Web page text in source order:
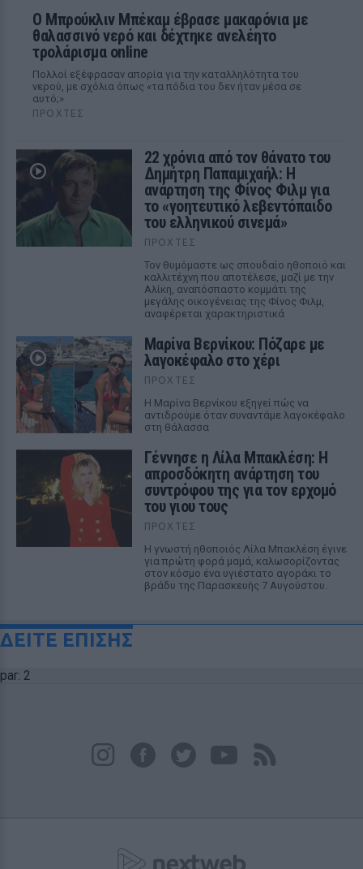
Ο Μπρούκλιν Μπέκαμ έβρασε μακαρόνια με
θαλασσινό νερό και δέχτηκε ανελέητο
τρολάρισμα online
Πολλοί εξέφρασαν απορία για την καταλληλότητα του
νερού, με σχόλια όπως «τα πόδια του δεν ήταν μέσα σε
αυτό;»
ΠΡΟΧΤΈΣ
22 χρόνια από τον θάνατο του
Δημήτρη Παπαμιχαήλ: Η
ανάρτηση της Φίνος Φιλμ για
το «γοητευτικό λεβεντόπαιδο
του ελληνικού σινεμά»
ΠΡΟΧΤΈΣ
Τον θυμόμαστε ως σπουδαίο ηθοποιό και
καλλιτέχνη που αποτέλεσε, μαζί με την
Αλίκη, αναπόσπαστο κομμάτι της
μεγάλης οικογένειας της Φίνος Φιλμ,
αναφέρεται χαρακτηριστικά
Μαρίνα Βερνίκου: Πόζαρε με
λαγοκέφαλο στο χέρι
ΠΡΟΧΤΈΣ
Η Μαρίνα Βερνίκου εξηγεί πώς να
αντιδρούμε όταν συναντάμε λαγοκέφαλο
στη θάλασσα
Γέννησε η Λίλα Μπακλέση: Η
απροσδόκητη ανάρτηση του
συντρόφου της για τον ερχομό
του γιου τους
ΠΡΟΧΤΈΣ
Η γνωστή ηθοποιός Λίλα Μπακλέση έγινε
για πρώτη φορά μαμά, καλωσορίζοντας
στον κόσμο ένα υγιέστατο αγοράκι το
βράδυ της Παρασκευής 7 Αυγούστου.
ΔΕΙΤΕ ΕΠΙΣΗΣ
par: 2